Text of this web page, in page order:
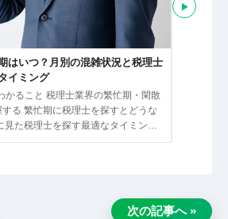
はいつ？月別の混雑状況と税理士
イミング
かること 税理士業界の繁忙期・閑散
る 繁忙期に税理士を探すとどうな
見た税理士を探す最適なタイミング
▶
次の記事へ »